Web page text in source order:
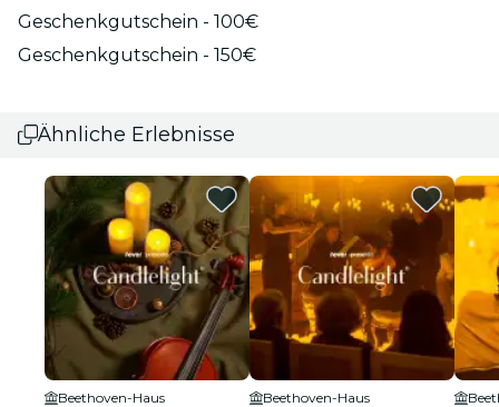
Geschenkgutschein - 100€
Geschenkgutschein - 150€
Ähnliche Erlebnisse
Beethoven-Haus
Beethoven-Haus